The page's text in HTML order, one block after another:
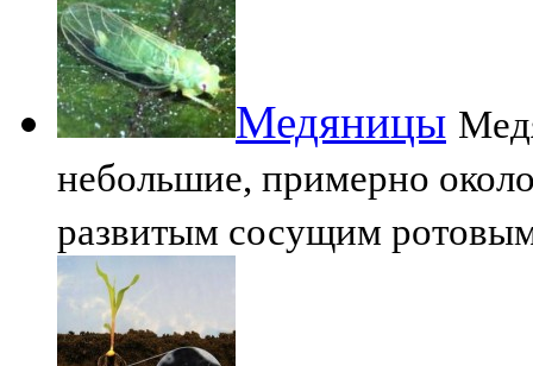
Медяницы
небольшие, примерно
развитым сосущим